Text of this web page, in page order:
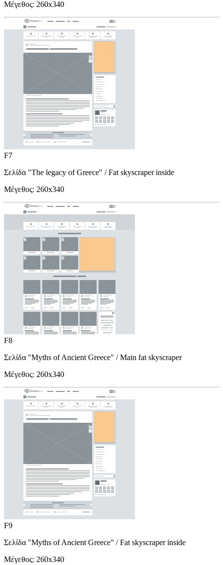
Μέγεθος: 260x340
F7
Σελίδα "The legacy of Greece" / Fat skyscraper inside
Μέγεθος: 260x340
F8
Σελίδα "Myths of Ancient Greece" / Main fat skyscraper
Μέγεθος: 260x340
F9
Σελίδα "Myths of Ancient Greece" / Fat skyscraper inside
Μέγεθος: 260x340